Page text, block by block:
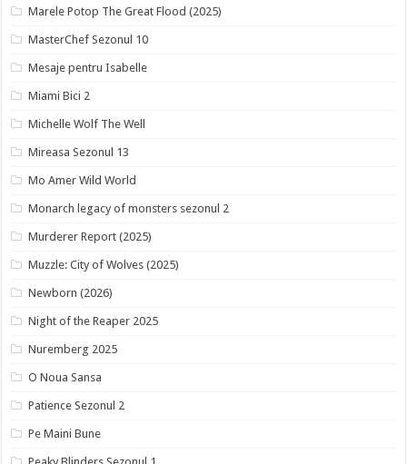
Marele Potop The Great Flood (2025)
MasterChef Sezonul 10
Mesaje pentru Isabelle
Miami Bici 2
Michelle Wolf The Well
Mireasa Sezonul 13
Mo Amer Wild World
Monarch legacy of monsters sezonul 2
Murderer Report (2025)
Muzzle: City of Wolves (2025)
Newborn (2026)
Night of the Reaper 2025
Nuremberg 2025
O Noua Sansa
Patience Sezonul 2
Pe Maini Bune